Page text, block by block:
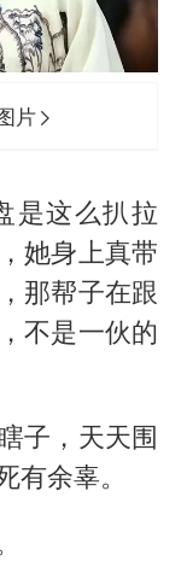
片
是这么扒拉
她身上真带
那帮子在跟
不是一伙的
子，天天围
余辜。